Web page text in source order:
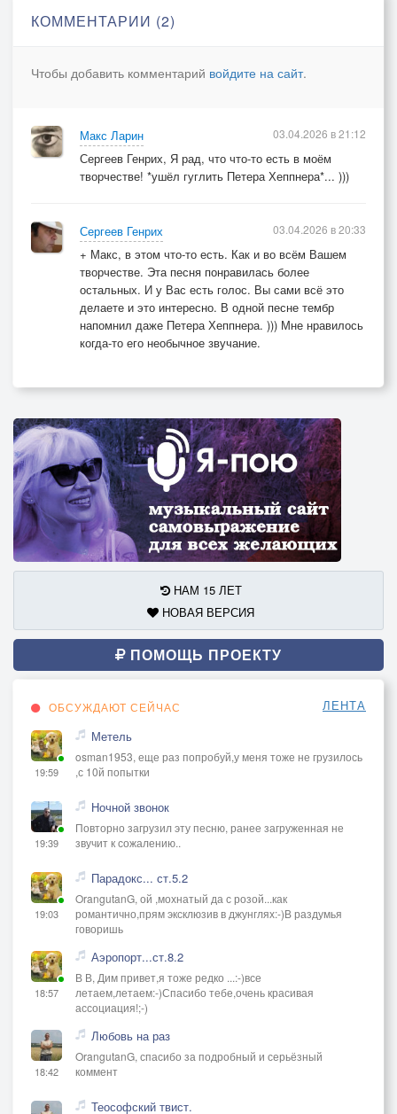
КОММЕНТАРИИ (2)
Чтобы добавить комментарий войдите на сайт.
Макс Ларин
Сергеев Генрих, Я рад, что что-то есть в моём
творчестве! *ушёл гуглить Петера Хеппнера*... )))
03.04.2026 в 21:12
Сергеев Генрих
+ Макс, в этом что-то есть. Как и во всём Вашем
творчестве. Эта песня понравилась более
остальных. И у Вас есть голос. Вы сами всё это
делаете и это интересно. В одной песне тембр
напомнил даже Петера Хеппнера. ))) Мне нравилось
когда-то его необычное звучание.
03.04.2026 в 20:33
НАМ 15 ЛЕТ
НОВАЯ ВЕРСИЯ
ПОМОЩЬ ПРОЕКТУ
ОБСУЖДАЮТ СЕЙЧАС ЛЕНТА
19:59
Метель
osman1953, еще раз попробуй,у меня тоже не грузилось
,с 10й попытки
19:39
Ночной звонок
Повторно загрузил эту песню, ранее загруженная не
звучит к сожалению..
19:03
Парадокс... ст.5.2
OrangutanG, ой ,мохнатый да с розой...как
романтично,прям эксклюзив в джунглях:-)В раздумья
говоришь
18:57
Аэропорт...ст.8.2
В В, Дим привет,я тоже редко ...:-)все
летаем,летаем:-)Спасибо тебе,очень красивая
ассоциация!;-)
18:42
Любовь на раз
OrangutanG, спасибо за подробный и серьёзный
коммент
Теософский твист.